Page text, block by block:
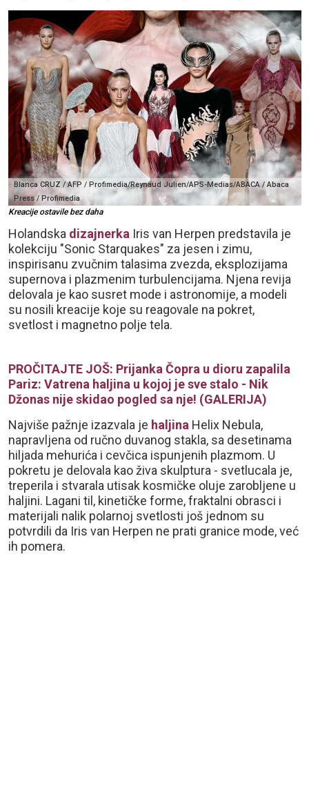
Blanca CRUZ / AFP / Profimedia/Reynaud Julien/APS-Medias/ABACA / Abaca
Press / Profimedia
Kreacije ostavile bez daha
Holandska dizajnerkaIris van Herpen predstavila je
kolekciju "Sonic Starquakes" za jesen i zimu,
inspirisanu zvučnim talasima zvezda, eksplozijama
supernova i plazmenim turbulencijama. Njena revija
delovala je kao susret mode i astronomije, a modeli
su nosili kreacije koje su reagovale na pokret,
svetlost i magnetno polje tela.
PROČITAJTE JOŠ: Prijanka Čopra u dioru zapalila
Pariz: Vatrena haljina u kojoj je sve stalo - Nik
Džonas nije skidao pogled sa nje! (GALERIJA)
Najviše pažnje izazvala je haljinaHelix Nebula,
napravljena od ručno duvanog stakla, sa desetinama
hiljada mehurića i cevčica ispunjenih plazmom. U
pokretu je delovala kao živa skulptura - svetlucala je,
treperila i stvarala utisak kosmičke oluje zarobljene u
haljini. Lagani til, kinetičke forme, fraktalni obrasci i
materijali nalik polarnoj svetlosti još jednom su
potvrdili da Iris van Herpen ne prati granice mode, već
ih pomera.